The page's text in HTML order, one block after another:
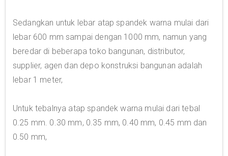
Sedangkan untuk lebar atap spandek warna mulai dari
lebar 600 mm sampai dengan 1000 mm, namun yang
beredar di beberapa toko bangunan, distributor,
supplier, agen dan depo konstruksi bangunan adalah
lebar 1 meter,
Untuk tebalnya atap spandek warna mulai dari tebal
0.25 mm. 0.30 mm, 0.35 mm, 0.40 mm, 0.45 mm dan
0.50 mm,